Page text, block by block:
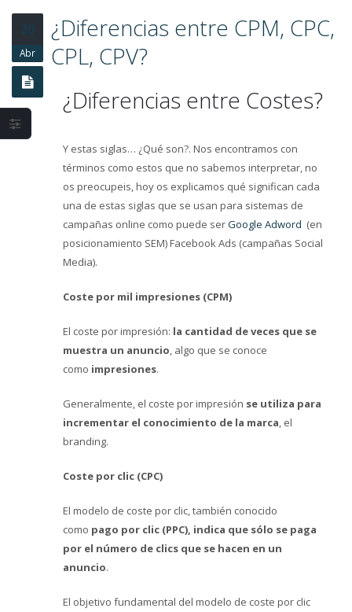
Abr
¿Diferencias entre CPM, CPC,
CPL, CPV?
¿Diferencias entre Costes?
Y estas siglas… ¿Qué son?. Nos encontramos con
términos como estos que no sabemos interpretar, no
os preocupeis, hoy os explicamos qué significan cada
una de estas siglas que se usan para sistemas de
campañas online como puede serGoogle Adword (en
posicionamiento SEM) Facebook Ads (campañas Social
Media).
Coste por mil impresiones (CPM)
El coste por impresión: la cantidad de veces que se
muestra un anuncio, algo que se conoce
como impresiones.
Generalmente, el coste por impresión se utiliza para
incrementar el conocimiento de la marca, el
branding.
Coste por clic (CPC)
El modelo de coste por clic, también conocido
como pago por clic (PPC), indica que sólo se paga
por el número de clics que se hacen en un
anuncio.
El objetivo fundamental del modelo de coste por clic
Media y fases fundamentales
Marketing Mobile